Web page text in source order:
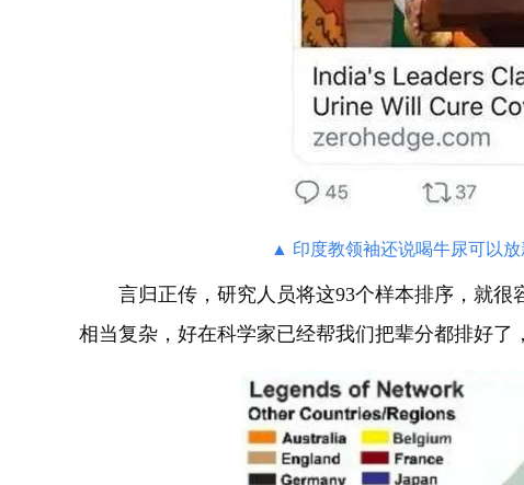
▲ 印度教领袖还说喝牛尿可以放
言归正传，研究人员将这93个样本排序，就
相当复杂，好在科学家已经帮我们把辈分都排好了